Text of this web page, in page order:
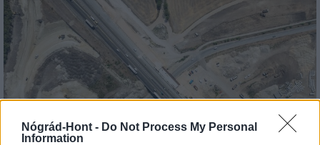
Nógrád-Hont - Do Not Process My Personal
Information